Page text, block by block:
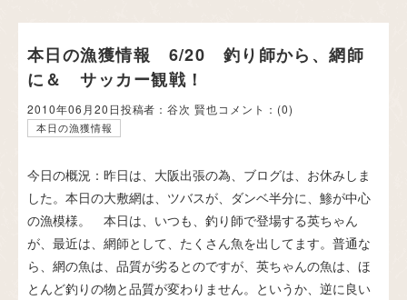
本日の漁獲情報 6/20 釣り師から、網師
に＆ サッカー観戦！
2010年06月20日投稿者：谷次 賢也コメント： (0)
本日の漁獲情報
今日の概況：昨日は、大阪出張の為、ブログは、お休みしま
した。本日の大敷網は、ツバスが、ダンベ半分に、鯵が中心
の漁模様。 本日は、いつも、釣り師で登場する英ちゃん
が、最近は、網師として、たくさん魚を出してます。普通な
ら、網の魚は、品質が劣るとのですが、英ちゃんの魚は、ほ
とんど釣りの物と品質が変わりません。というか、逆に良い